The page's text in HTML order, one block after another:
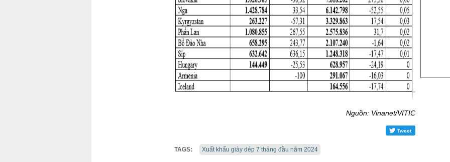
Nguồn: Vinanet/VITIC
Tweet
TAGS: Xuất khẩu giày dép 7 tháng đầu năm 2024